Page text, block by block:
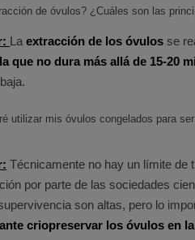
de óvulos? ¿Cuáles son las
Laextracción de los óvulos se
que no dura más allá de 15-20
utilizar mis óvulos congelados para
Técnicamente no hay un límite de
por parte de las sociedades
son altas, pero lo
criopreservar los óvulos en